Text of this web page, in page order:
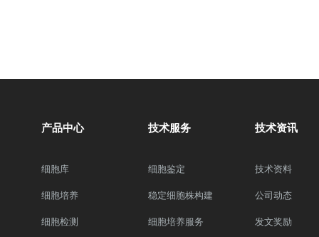
产品中心
细胞库
细胞培养
细胞检测
技术服务
细胞鉴定
稳定细胞株构建
细胞培养服务
技术资讯
技术资料
公司动态
发文奖励